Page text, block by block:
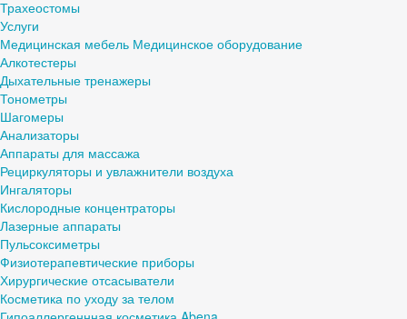
Трахеостомы
Услуги
Медицинская мебель Медицинское оборудование
Алкотестеры
Дыхательные тренажеры
Тонометры
Шагомеры
Анализаторы
Аппараты для массажа
Рециркуляторы и увлажнители воздуха
Ингаляторы
Кислородные концентраторы
Лазерные аппараты
Пульсоксиметры
Физиотерапевтические приборы
Хирургические отсасыватели
Косметика по уходу за телом